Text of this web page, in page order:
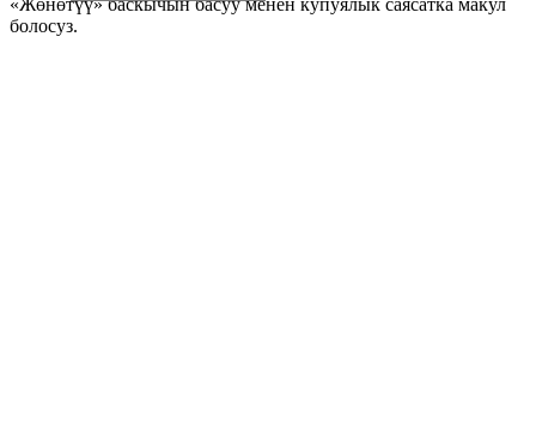
«Жөнөтүү» баскычын басуу менен купуялык саясатка макул
болосуз.